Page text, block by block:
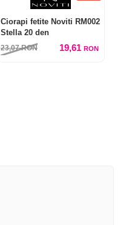
Ciorapi fetite Noviti RM002
Stella 20 den
23,07RON 19,61 RON